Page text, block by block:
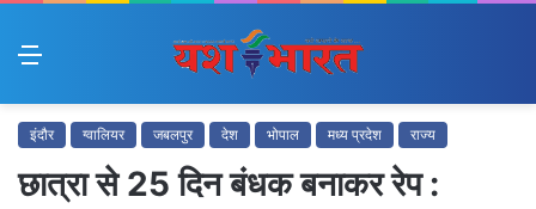
Menu
इंदौर ग्वालियर जबलपुर देश भोपाल मध्य प्रदेश राज्य
छात्रा से 25 दिन बंधक बनाकर रेप :